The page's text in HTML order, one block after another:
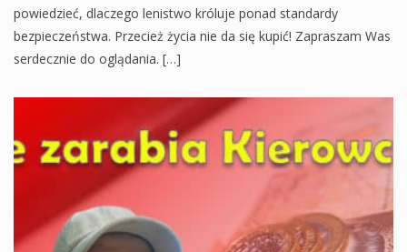
powiedzieć, dlaczego lenistwo króluje ponad standardy
bezpieczeństwa. Przecież życia nie da się kupić! Zapraszam Was
serdecznie do oglądania. […]